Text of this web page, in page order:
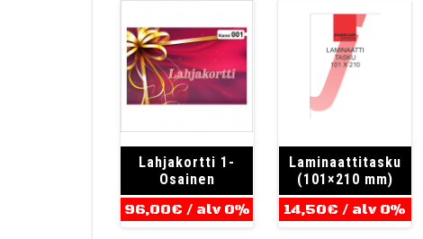
Lahjakortti 1-
Osainen
96,00€ / alv 0%
Laminaattitasku
(101×210 mm)
14,50€ / alv 0%